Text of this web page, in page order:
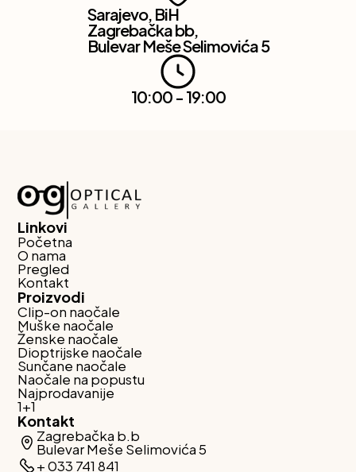
Sarajevo, BiH
Zagrebačka bb,
Bulevar Meše Selimovića 5
10:00 - 19:00
Linkovi
Početna
O nama
Pregled
Kontakt
Proizvodi
Clip-on naočale
Muške naočale
Ženske naočale
Dioptrijske naočale
Sunčane naočale
Naočale na popustu
Najprodavanije
1+1
Kontakt
Zagrebačka b.b
Bulevar Meše Selimovića 5
+ 033 741 841